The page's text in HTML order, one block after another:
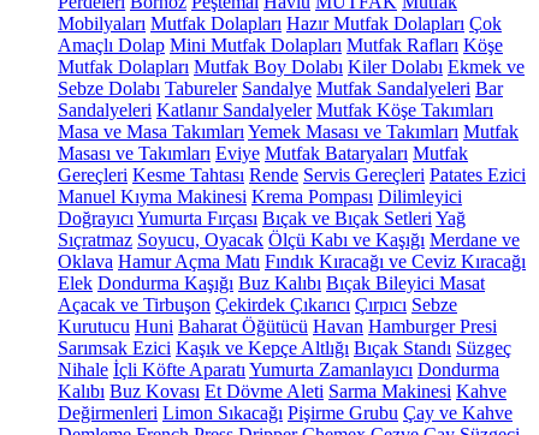
Mobilyaları Mutfak Dolapları Hazır Mutfak Dolapları Çok
Amaçlı Dolap Mini Mutfak Dolapları Mutfak Rafları Köşe
Mutfak Dolapları Mutfak Boy Dolabı Kiler Dolabı Ekmek ve
Sebze Dolabı Tabureler Sandalye Mutfak Sandalyeleri Bar
Sandalyeleri Katlanır Sandalyeler Mutfak Köşe Takımları
Masa ve Masa Takımları Yemek Masası ve Takımları Mutfak
Masası ve Takımları Eviye Mutfak Bataryaları Mutfak
Gereçleri Kesme Tahtası Rende Servis Gereçleri Patates Ezici
Manuel Kıyma Makinesi Krema Pompası Dilimleyici
Doğrayıcı Yumurta Fırçası Bıçak ve Bıçak Setleri Yağ
Sıçratmaz Soyucu, Oyacak Ölçü Kabı ve Kaşığı Merdane ve
Oklava Hamur Açma Matı Fındık Kıracağı ve Ceviz Kıracağı
Elek Dondurma Kaşığı Buz Kalıbı Bıçak Bileyici Masat
Açacak ve Tirbuşon Çekirdek Çıkarıcı Çırpıcı Sebze
Kurutucu Huni Baharat Öğütücü Havan Hamburger Presi
Sarımsak Ezici Kaşık ve Kepçe Altlığı Bıçak Standı Süzgeç
Nihale İçli Köfte Aparatı Yumurta Zamanlayıcı Dondurma
Kalıbı Buz Kovası Et Dövme Aleti Sarma Makinesi Kahve
Değirmenleri Limon Sıkacağı Pişirme Grubu Çay ve Kahve